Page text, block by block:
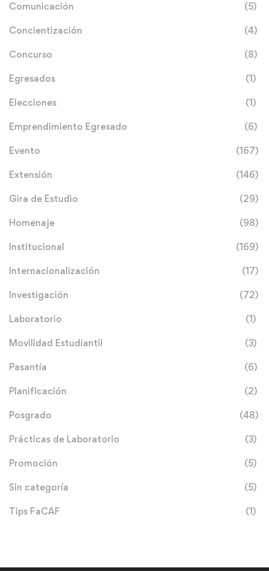
Comunicación (5)
Concientización (4)
Concurso (8)
Egresados (1)
Elecciones (1)
Emprendimiento Egresado (6)
Evento (167)
Extensión (146)
Gira de Estudio (29)
Homenaje (98)
Institucional (169)
Internacionalización (17)
Investigación (72)
Laboratorio (1)
Movilidad Estudiantil (3)
Pasantía (6)
Planificación (2)
Posgrado (48)
Prácticas de Laboratorio (3)
Promoción (5)
Sin categoría (5)
Tips FaCAF (1)